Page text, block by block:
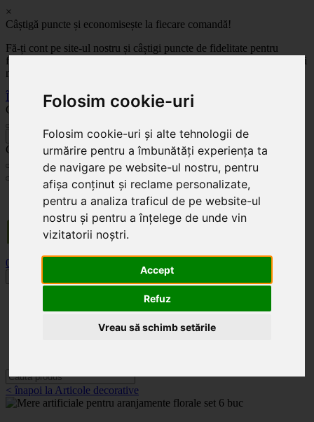
Folosim cookie-uri
Folosim cookie-uri și alte tehnologii de
urmărire pentru a îmbunătăți experiența ta
de navigare pe website-ul nostru, pentru
afișa conținut și reclame personalizate,
pentru a analiza traficul de pe website-ul
nostru și pentru a înțelege de unde vin
vizitatorii noștri.
Accept
Refuz
Vreau să schimb setările
×
Câștigă puncte și economisește la fiecare comandă!
Fă-ți cont pe site-ul nostru și câștigi puncte de fidelitate pentru
fiecare comandă! Cu cât comanzi mai mult, cu atât economisești mai
mult!
Înregistrează-te acum
Celoplast
Celoplast
Transportul este GRATUIT pentru comenzile mai mari de 350 Lei. Comanda minimă în
valoare de 100 Lei. Expediere în 1 - 2 zile lucrătoare.
0
Categorii
< înapoi la Articole decorative